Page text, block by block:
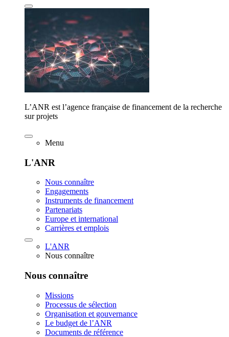
L’ANR est l’agence française de financement de la recherche
sur projets
Menu
L'ANR
Nous connaître
Engagements
Instruments de financement
Partenariats
Europe et international
Carrières et emplois
L'ANR
Nous connaître
Nous connaître
Missions
Processus de sélection
Organisation et gouvernance
Le budget de l’ANR
Documents de référence